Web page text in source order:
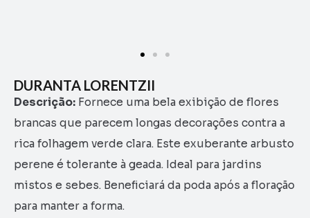
DURANTA LORENTZII
Descrição: Fornece uma bela exibição de flores
brancas que parecem longas decorações contra a
rica folhagem verde clara. Este exuberante arbusto
perene é tolerante à geada. Ideal para jardins
mistos e sebes. Beneficiará da poda após a floração
para manter a forma.